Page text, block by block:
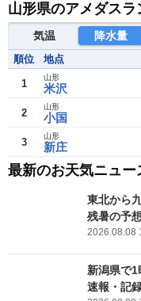
山形県のアメダスラ
気温 降水量
順位 地点
1 米沢
山形
2 小国
山形
3 新庄
山形
最新のお天気ニュー
東北から
残暑の予想
2026.08.08
新潟県で
速報・記